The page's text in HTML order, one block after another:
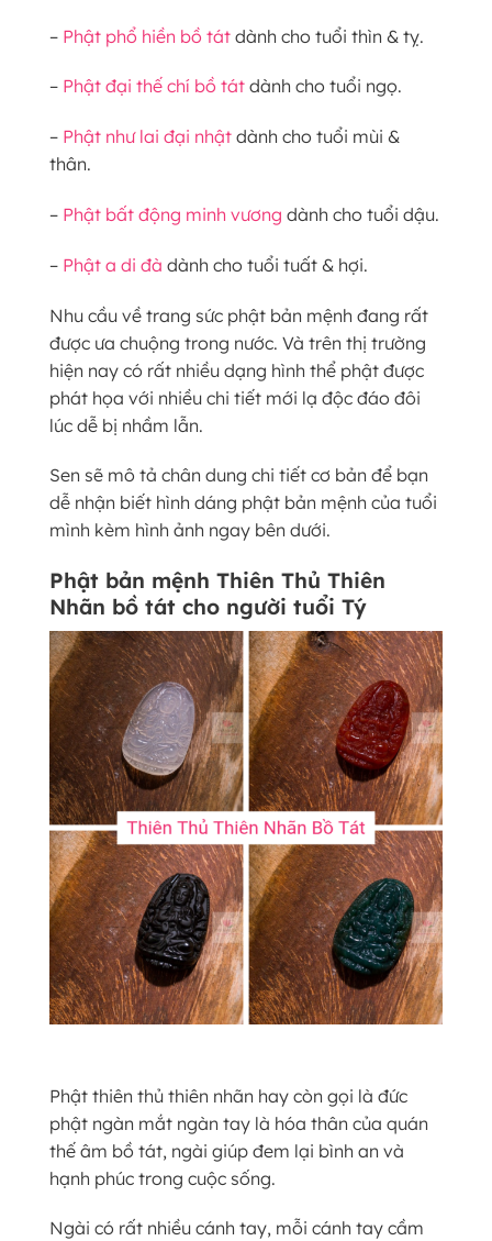
– Phật phổ hiền bồ tát dành cho tuổi thìn & tỵ.
– Phật đại thế chí bồ tát dành cho tuổi ngọ.
– Phật như lai đại nhật dành cho tuổi mùi &
thân.
– Phật bất động minh vương dành cho tuổi dậu.
– Phật a di đà dành cho tuổi tuất & hợi.
Nhu cầu về trang sức phật bản mệnh đang rất
được ưa chuộng trong nước. Và trên thị trường
hiện nay có rất nhiều dạng hình thể phật được
phát họa với nhiều chi tiết mới lạ độc đáo đôi
lúc dễ bị nhầm lẫn.
Sen sẽ mô tả chân dung chi tiết cơ bản để bạn
dễ nhận biết hình dáng phật bản mệnh của tuổi
mình kèm hình ảnh ngay bên dưới.
Phật bản mệnh Thiên Thủ Thiên
Nhãn bồ tát cho người tuổi Tý
Phật thiên thủ thiên nhãn hay còn gọi là đức
phật ngàn mắt ngàn tay là hóa thân của quán
thế âm bồ tát, ngài giúp đem lại bình an và
hạnh phúc trong cuộc sống.
Ngài có rất nhiều cánh tay, mỗi cánh tay cầm